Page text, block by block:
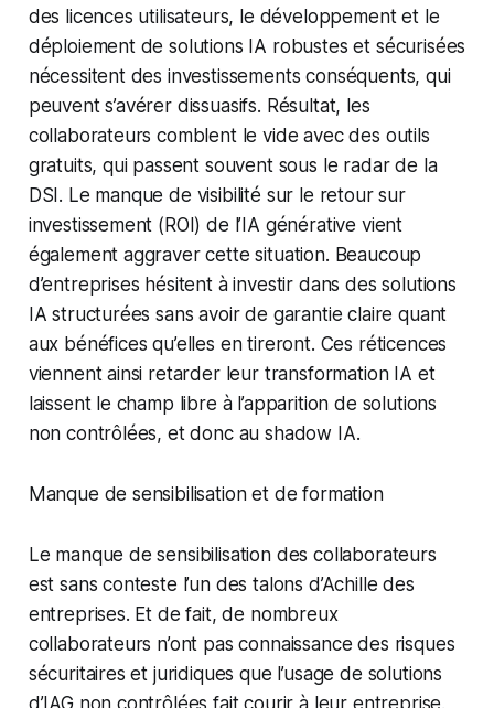
des licences utilisateurs, le développement et le
déploiement de solutions IA robustes et sécurisées
nécessitent des investissements conséquents, qui
peuvent s’avérer dissuasifs. Résultat, les
collaborateurs comblent le vide avec des outils
gratuits, qui passent souvent sous le radar de la
DSI. Le manque de visibilité sur le retour sur
investissement (ROI) de l’IA générative vient
également aggraver cette situation. Beaucoup
d’entreprises hésitent à investir dans des solutions
IA structurées sans avoir de garantie claire quant
aux bénéfices qu’elles en tireront. Ces réticences
viennent ainsi retarder leur transformation IA et
laissent le champ libre à l’apparition de solutions
non contrôlées, et donc au shadow IA.
Manque de sensibilisation et de formation
Le manque de sensibilisation des collaborateurs
est sans conteste l’un des talons d’Achille des
entreprises. Et de fait, de nombreux
collaborateurs n’ont pas connaissance des risques
sécuritaires et juridiques que l’usage de solutions